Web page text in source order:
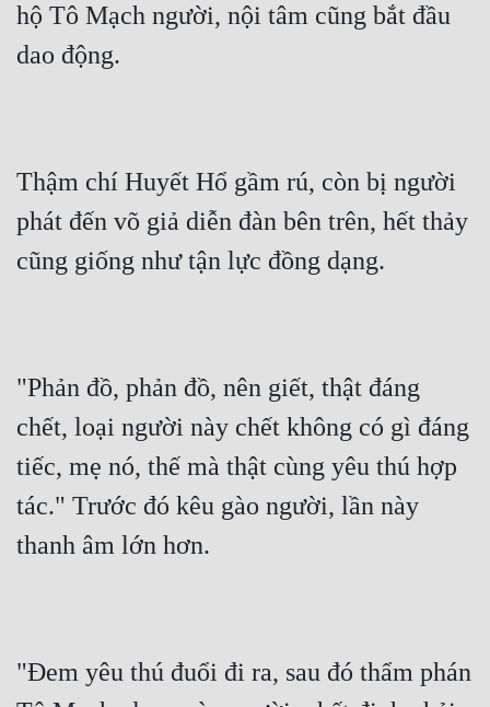
hộ Tô Mạch người, nội tâm cũng bắt đầu
dao động.
Thậm chí Huyết Hổ gầm rú, còn bị người
phát đến võ giả diễn đàn bên trên, hết thảy
cũng giống như tận lực đồng dạng.
"Phản đồ, phản đồ, nên giết, thật đáng
chết, loại người này chết không có gì đáng
tiếc, mẹ nó, thế mà thật cùng yêu thú hợp
tác." Trước đó kêu gào người, lần này
thanh âm lớn hơn.
"Đem yêu thú đuổi đi ra, sau đó thẩm phán